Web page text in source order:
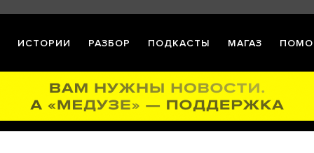
ИСТОРИИ РАЗБОР ПОДКАСТЫ МАГАЗ